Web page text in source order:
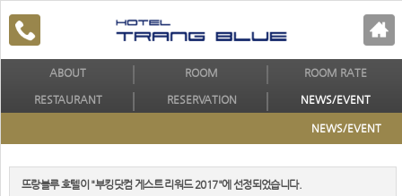
ABOUT ROOM ROOM RATE
RESTAURANT RESERVATION NEWS/EVENT
NEWS/EVENT
뜨랑블루 호텔이 "부킹닷컴 게스트 리워드 2017"에 선정되었습니다.